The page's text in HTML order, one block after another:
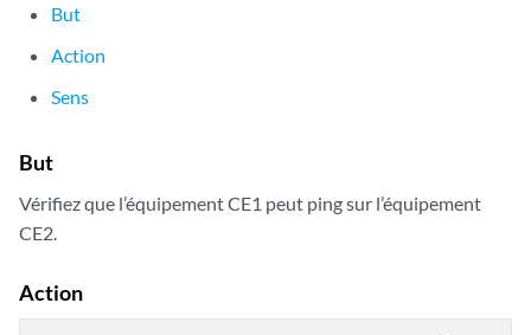
1                  *[MPLS/0] 6d 21:16:33, metric 1
                      Receive
13                 *[MPLS/0] 6d 21:16:33, metric 1
                      Receive
299808(S=0)        *[LDP/9] 5d 22:25:19, metric 1
But
Action
Sens
But
Vérifiez que l’équipement CE1 peut ping sur l’équipement
CE2.
Action